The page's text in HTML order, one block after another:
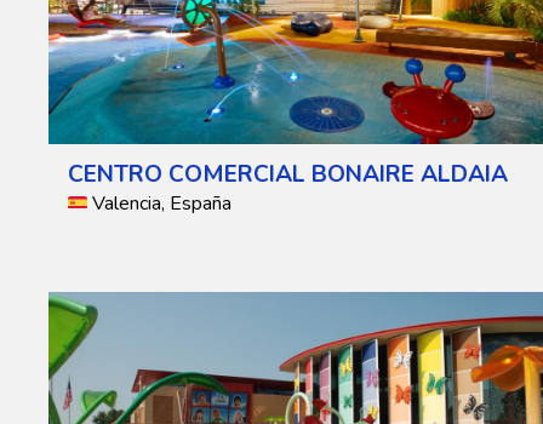
CENTRO COMERCIAL BONAIRE ALDAIA
Valencia, España